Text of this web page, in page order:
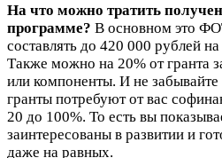
На что можно тратить
программе? В основном это
составлять до 420 000 рублей
Также можно на 20% от гранта
или компоненты. И не
гранты потребуют от вас
20 до 100%. То есть вы
заинтересованы в развитии и
даже на равных.